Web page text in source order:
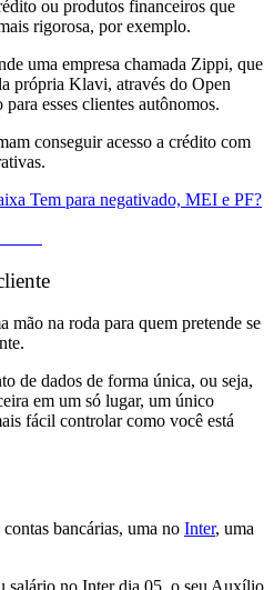
ou produtos financeiros que
rigorosa, por exemplo.
uma empresa chamada Zippi, que
própria Klavi, através do Open
esses clientes autônomos.
conseguir acesso a crédito com
Tem para negativado, MEI e PF?
mão na roda para quem pretende se
de dados de forma única, ou seja,
em um só lugar, um único
fácil controlar como você está
contas bancárias, uma no Inter, uma
salário no Inter dia 05, o seu Auxílio